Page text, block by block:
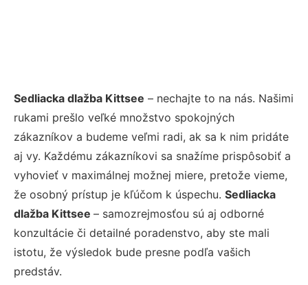
Sedliacka dlažba Kittsee – nechajte to na nás. Našimi
rukami prešlo veľké množstvo spokojných
zákazníkov a budeme veľmi radi, ak sa k nim pridáte
aj vy. Každému zákazníkovi sa snažíme prispôsobiť a
vyhovieť v maximálnej možnej miere, pretože vieme,
že osobný prístup je kľúčom k úspechu. Sedliacka
dlažba Kittsee – samozrejmosťou sú aj odborné
konzultácie či detailné poradenstvo, aby ste mali
istotu, že výsledok bude presne podľa vašich
predstáv.